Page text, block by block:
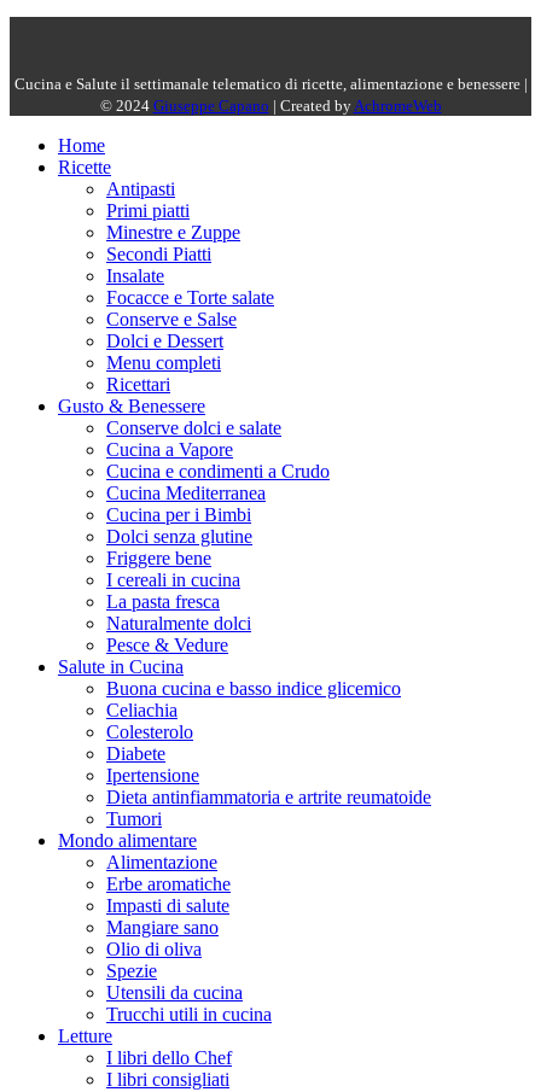
Cucina e Salute il settimanale telematico di ricette, alimentazione e benessere |
© 2024 Giuseppe Capano | Created byAchromeWeb
Home
Ricette
Antipasti
Primi piatti
Minestre e Zuppe
Secondi Piatti
Insalate
Focacce e Torte salate
Conserve e Salse
Dolci e Dessert
Menu completi
Ricettari
Gusto & Benessere
Conserve dolci e salate
Cucina a Vapore
Cucina e condimenti a Crudo
Cucina Mediterranea
Cucina per i Bimbi
Dolci senza glutine
Friggere bene
I cereali in cucina
La pasta fresca
Naturalmente dolci
Pesce & Vedure
Salute in Cucina
Buona cucina e basso indice glicemico
Celiachia
Colesterolo
Diabete
Ipertensione
Dieta antinfiammatoria e artrite reumatoide
Tumori
Mondo alimentare
Alimentazione
Erbe aromatiche
Impasti di salute
Mangiare sano
Olio di oliva
Spezie
Utensili da cucina
Trucchi utili in cucina
Letture
I libri dello Chef
I libri consigliati